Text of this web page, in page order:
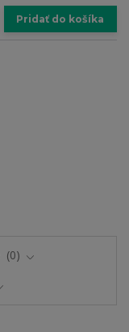
Pridať do košíka
0